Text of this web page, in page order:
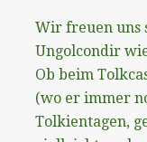
Wir freuen uns
Ungolcondir
Ob beim
(wo er immer
Tolkientagen,